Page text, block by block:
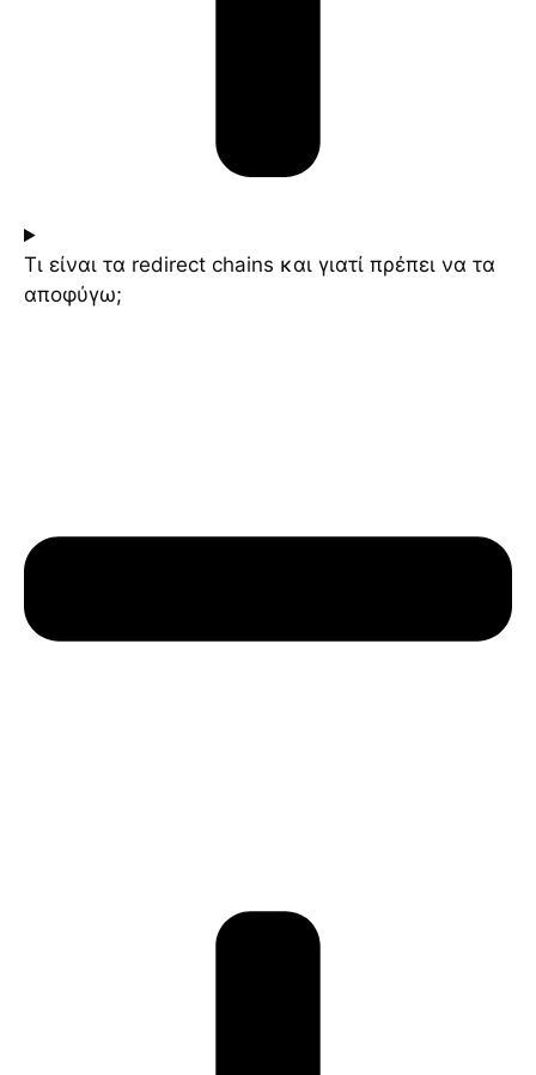
Τι είναι τα redirect chains και γιατί πρέπει να τα
αποφύγω;